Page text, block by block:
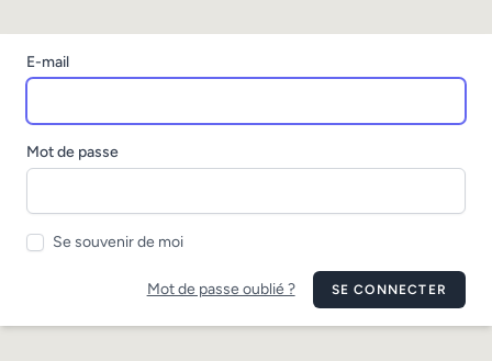
E-mail
Mot de passe
Se souvenir de moi
Mot de passe oublié ? SE CONNECTER